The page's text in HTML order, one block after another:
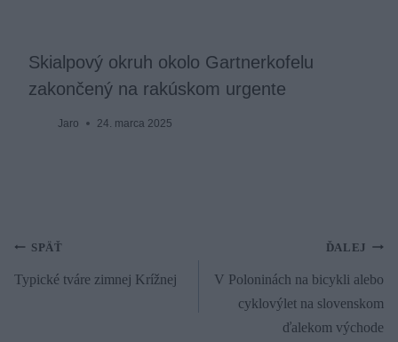
Skialpový okruh okolo Gartnerkofelu
zakončený na rakúskom urgente
Jaro 24. marca 2025
Navigácia
SPÄŤ
Typické tváre zimnej Krížnej
ĎALEJ
V Poloninách na bicykli alebo
cyklovýlet na slovenskom
ďalekom východe